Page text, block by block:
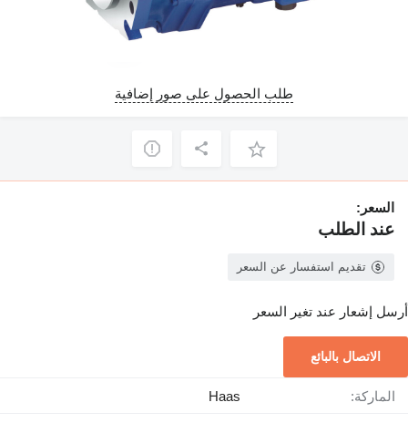
طلب الحصول على صور إضافية
السعر:
عند الطلب
تقديم استفسار عن السعر
أرسل إشعار عند تغير السعر
الاتصال بالبائع
الماركة: Haas